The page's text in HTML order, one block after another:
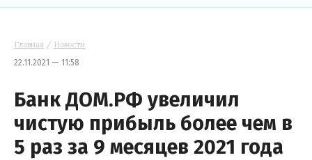
Главная / Новости
22.11.2021 — 11:58
Банк ДОМ.РФ увеличил
чистую прибыль более чем в
5 раз за 9 месяцев 2021 года